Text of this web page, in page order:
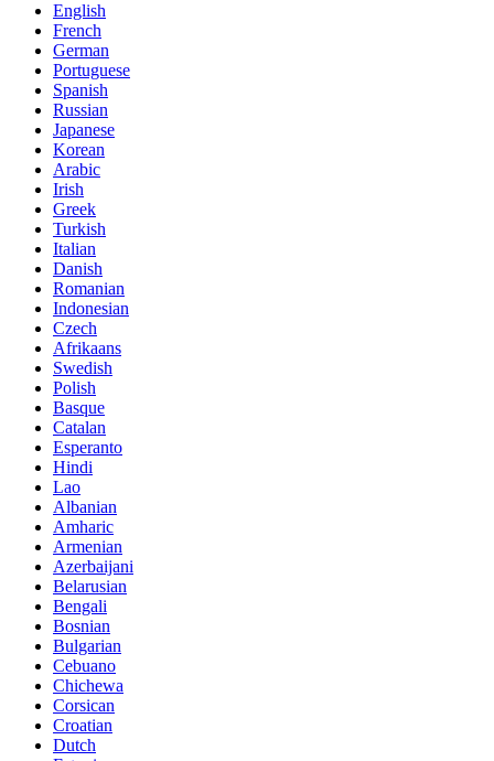
English
French
German
Portuguese
Spanish
Russian
Japanese
Korean
Arabic
Irish
Greek
Turkish
Italian
Danish
Romanian
Indonesian
Czech
Afrikaans
Swedish
Polish
Basque
Catalan
Esperanto
Hindi
Lao
Albanian
Amharic
Armenian
Azerbaijani
Belarusian
Bengali
Bosnian
Bulgarian
Cebuano
Chichewa
Corsican
Croatian
Dutch